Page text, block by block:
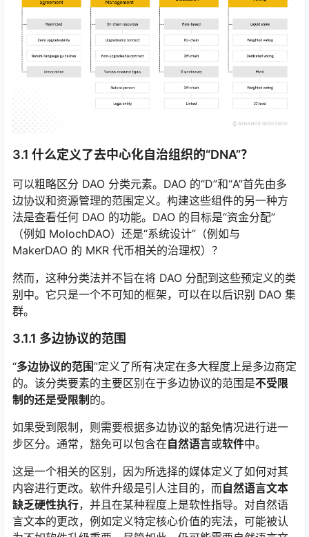
3.1 什么定义了去中心化自治组织的“DNA”？
可以粗略区分 DAO 分类元素。DAO 的“D”和“A”首先由多
边协议和资源管理的范围定义。构建这些组件的另一种方
法是查看任何 DAO 的功能。DAO 的目标是“资金分配”
（例如 MolochDAO）还是“系统设计”（例如与
MakerDAO 的 MKR 代币相关的治理权）？
然而，这种分类法并不旨在将 DAO 分配到这些预定义的类
别中。它只是一个不可知的框架，可以在以后识别 DAO 集
群。
3.1.1 多边协议的范围
“多边协议的范围”定义了所有决定在多大程度上是多边商定
的。该分类要素的主要区别在于多边协议的范围是不受限
制的还是受限制的。
如果受到限制，则需要根据多边协议的豁免情况进行进一
步区分。通常，豁免可以包含在自然语言或软件中。
这是一个相关的区别，因为所选择的媒体定义了如何对其
内容进行更改。软件升级是引人注目的，而自然语言文本
缺乏硬性执行，并且在某种程度上是软性指导。对自然语
言文本的更改，例如定义特定核心价值的宪法，可能被认